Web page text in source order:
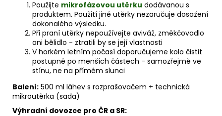
Použijte mikrofázovou utěrku dodávanou s
produktem. Použití jiné utěrky nezaručuje dosažení
dokonalého výsledku.
Při praní utěrky nepoužívejte aviváž, změkčovadlo
ani bělidlo - ztratili by se její vlastnosti
V horkém letním počasí doporučujeme kolo čistit
postupně po menších částech - samozřejmě ve
stínu, ne na přímém slunci
Balení: 500 ml láhev s rozprašovačem + technická
mikroutěrka (sada)
Výhradní dovozce pro ČR a SR: